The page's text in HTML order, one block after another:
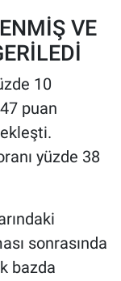
VE
10
puan
yüzde 38
sonrasında
bazda